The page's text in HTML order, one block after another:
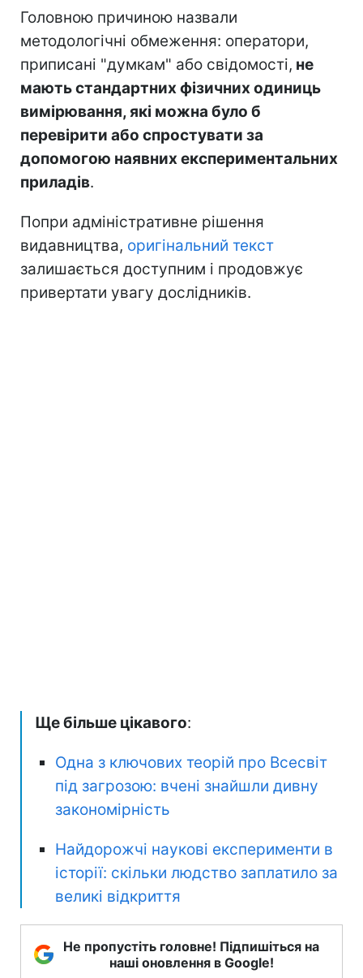
Головною причиною назвали
методологічні обмеження: оператори,
приписані "думкам" або свідомості, не
мають стандартних фізичних одиниць
вимірювання, які можна було б
перевірити або спростувати за
допомогою наявних експериментальних
приладів.
Попри адміністративне рішення
видавництва, оригінальний текст
залишається доступним і продовжує
привертати увагу дослідників.
Ще більше цікавого:
Одна з ключових теорій про Всесвіт
під загрозою: вчені знайшли дивну
закономірність
Найдорожчі наукові експерименти в
історії: скільки людство заплатило за
великі відкриття
Не пропустіть головне! Підпишіться на
наші оновлення в Google!